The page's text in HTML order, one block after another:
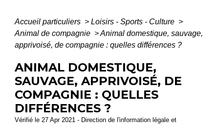
Accueil particuliers > Loisirs - Sports - Culture >
Animal de compagnie >Animal domestique, sauvage,
apprivoisé, de compagnie : quelles différences ?
ANIMAL DOMESTIQUE,
SAUVAGE, APPRIVOISÉ, DE
COMPAGNIE : QUELLES
DIFFÉRENCES ?
Vérifié le 27 Apr 2021 - Direction de l'information légale et